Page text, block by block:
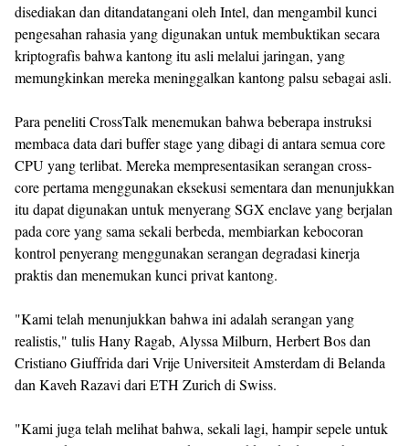
disediakan dan ditandatangani oleh Intel, dan mengambil kunci
pengesahan rahasia yang digunakan untuk membuktikan secara
kriptografis bahwa kantong itu asli melalui jaringan, yang
memungkinkan mereka meninggalkan kantong palsu sebagai asli.
Para peneliti CrossTalk menemukan bahwa beberapa instruksi
membaca data dari buffer stage yang dibagi di antara semua core
CPU yang terlibat. Mereka mempresentasikan serangan cross-
core pertama menggunakan eksekusi sementara dan menunjukkan
itu dapat digunakan untuk menyerang SGX enclave yang berjalan
pada core yang sama sekali berbeda, membiarkan kebocoran
kontrol penyerang menggunakan serangan degradasi kinerja
praktis dan menemukan kunci privat kantong.
"Kami telah menunjukkan bahwa ini adalah serangan yang
realistis," tulis Hany Ragab, Alyssa Milburn, Herbert Bos dan
Cristiano Giuffrida dari Vrije Universiteit Amsterdam di Belanda
dan Kaveh Razavi dari ETH Zurich di Swiss.
"Kami juga telah melihat bahwa, sekali lagi, hampir sepele untuk